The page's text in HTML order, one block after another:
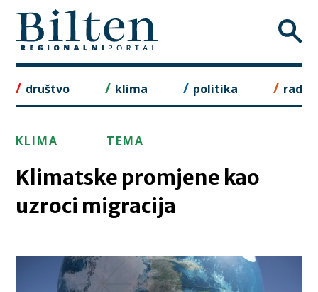
to
content
društvo klima politika rad
KLIMA TEMA
Klimatske promjene kao
uzroci migracija